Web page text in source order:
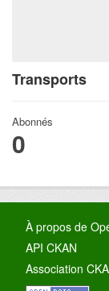
Transports
Abonnés
0
À propos de
API CKAN
Association